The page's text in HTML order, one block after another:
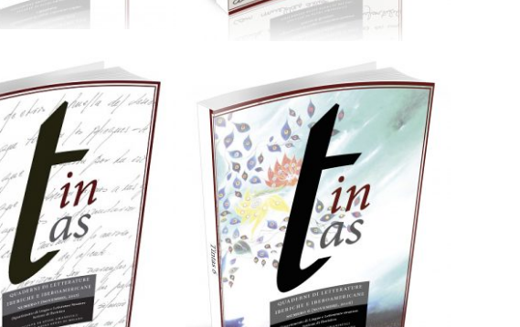
25,00€
Aggiungi al carrello
25,00 €
Aggiungi al carrello